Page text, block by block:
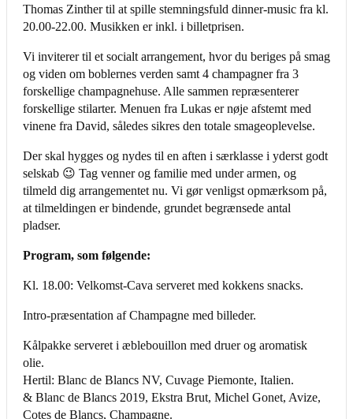
Thomas Zinther til at spille stemningsfuld dinner-music fra kl.
20.00-22.00. Musikken er inkl. i billetprisen.
Vi inviterer til et socialt arrangement, hvor du beriges på smag
og viden om boblernes verden samt 4 champagner fra 3
forskellige champagnehuse. Alle sammen repræsenterer
forskellige stilarter. Menuen fra Lukas er nøje afstemt med
vinene fra David, således sikres den totale smageoplevelse.
Der skal hygges og nydes til en aften i særklasse i yderst godt
selskab 😉 Tag venner og familie med under armen, og
tilmeld dig arrangementet nu. Vi gør venligst opmærksom på,
at tilmeldingen er bindende, grundet begrænsede antal
pladser.
Program, som følgende:
Kl. 18.00: Velkomst-Cava serveret med kokkens snacks.
Intro-præsentation af Champagne med billeder.
Kålpakke serveret i æblebouillon med druer og aromatisk
olie.
Hertil: Blanc de Blancs NV, Cuvage Piemonte, Italien.
& Blanc de Blancs 2019, Ekstra Brut, Michel Gonet, Avize,
Cotes de Blancs, Champagne.